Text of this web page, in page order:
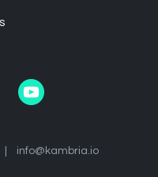
| info@kambria.io